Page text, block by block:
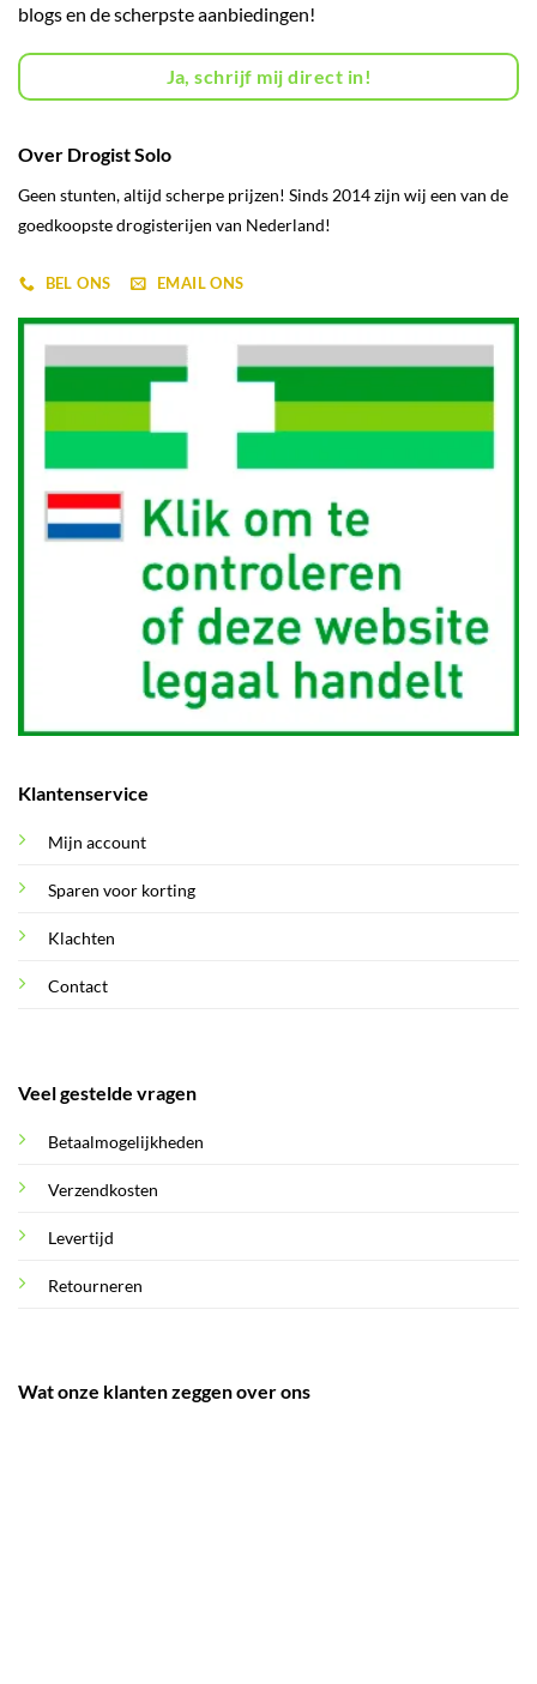
blogs en de scherpste aanbiedingen!
Ja, schrijf mij direct in!
Over Drogist Solo
Geen stunten, altijd scherpe prijzen! Sinds 2014 zijn wij een van de
goedkoopste drogisterijen van Nederland!
BEL ONS EMAIL ONS
Klantenservice
Mijn account
Sparen voor korting
Klachten
Contact
Veel gestelde vragen
Betaalmogelijkheden
Verzendkosten
Levertijd
Retourneren
Wat onze klanten zeggen over ons